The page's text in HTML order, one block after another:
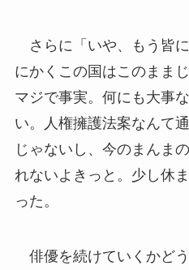
さらに「いや、もう皆
にかくこの国はこのまま
マジで事実。何にも大事
い。人権擁護法案なんて
じゃないし、今のまんま
れないよきっと。少し休
った。
俳優を続けていくかど